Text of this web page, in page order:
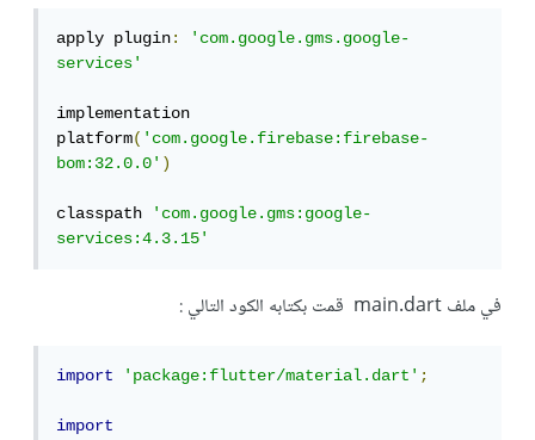
apply plugin:
'com.google.gms.google-
services'
implementation
platform('com.google.firebase:firebase-
bom:32.0.0')
classpath 'com.google.gms:google-
services:4.3.15'
في ملف main.dart قمت بكتابه الكود التالي
import 'package:flutter/material.dart';
import